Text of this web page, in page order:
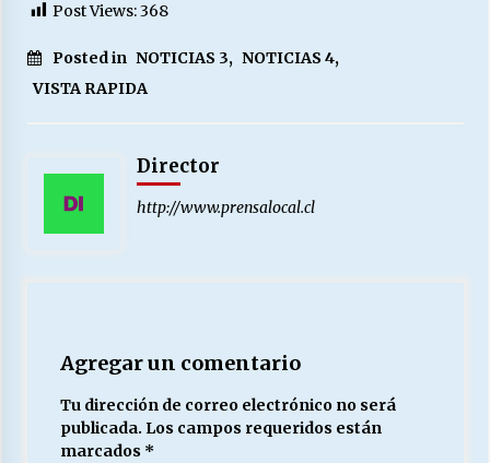
MUNICIPALIDADES, HONORARIOS, DESPIDOS
S.O.S. a los ricos, Save Our Souls (Salvar
Chile y sus segmentos de la riqueza
06/04/2026
Post Views:368
Posted in NOTICIAS 3, NOTICIAS 4,
VISTA RAPIDA
Director
http://www.prensalocal.cl
Agregar un comentario
Tu dirección de correo electrónico no será
publicada. Los campos requeridos están
marcados *